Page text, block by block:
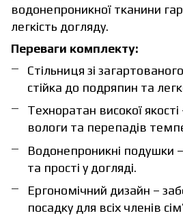
водонепроникної тканини
легкість догляду.
Переваги комплекту:
Стільниця зі
стійка до подряпин та
Техноратан високої
вологи та перепадів
Водонепроникні подушки
та прості у догляді.
Ергономічний дизайн –
посадку для всіх членів